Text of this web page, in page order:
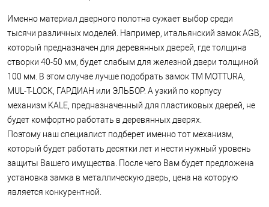
Именно материал дверного полотна сужает выбор среди
тысячи различных моделей. Например, итальянский замок AGB,
который предназначен для деревянных дверей, где толщина
створки 40-50 мм, будет слабым для железной двери толщиной
100 мм. В этом случае лучше подобрать замок ТМ MOTTURA,
MUL-T-LOCK, ГАРДИАН или ЭЛЬБОР. А узкий по корпусу
механизм KALE, предназначенный для пластиковых дверей, не
будет комфортно работать в деревянных дверях.
Поэтому наш специалист подберет именно тот механизм,
который будет работать десятки лет и нести нужный уровень
защиты Вашего имущества. После чего Вам будет предложена
установка замка в металлическую дверь, цена на которую
является конкурентной.